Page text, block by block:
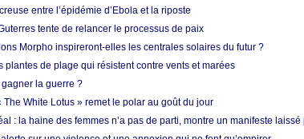
entre l’épidémie d’Ebola et la riposte
tente de relancer le processus de paix
Morpho inspireront-elles les centrales solaires du futur ?
plantes de plage qui résistent contre vents et marées
gagner la guerre ?
The White Lotus » remet le polar au goût du jour
: la haine des femmes n’a pas de parti, montre un manifeste laissé